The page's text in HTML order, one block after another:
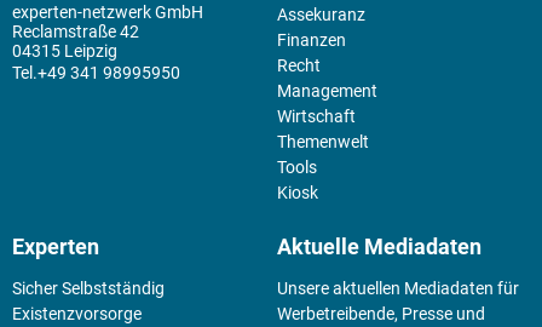
experten-netzwerk GmbH
Reclamstraße 42
04315 Leipzig
+49 341 98995950
Assekuranz
Finanzen
Recht
Management
Wirtschaft
Themenwelt
Tools
Kiosk
Experten
Sicher Selbstständig
Existenz­vorsorge
Aktuelle Mediadaten
Unsere aktuellen Mediadaten für
Werbetreibende, Presse und